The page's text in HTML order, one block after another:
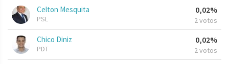
Celton Mesquita
PSL
0,02%
2 votos
Chico Diniz
PDT
0,02%
2 votos